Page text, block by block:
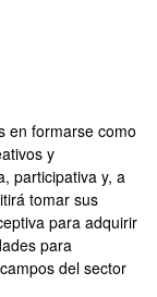
en formarse como
y
participativa y, a
tomar sus
para adquirir
para
del sector